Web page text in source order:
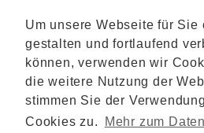
Um unsere Webseite für Sie
gestalten und fortlaufend
können, verwenden wir
die weitere Nutzung der
stimmen Sie der
Cookies zu.
Mehr zum